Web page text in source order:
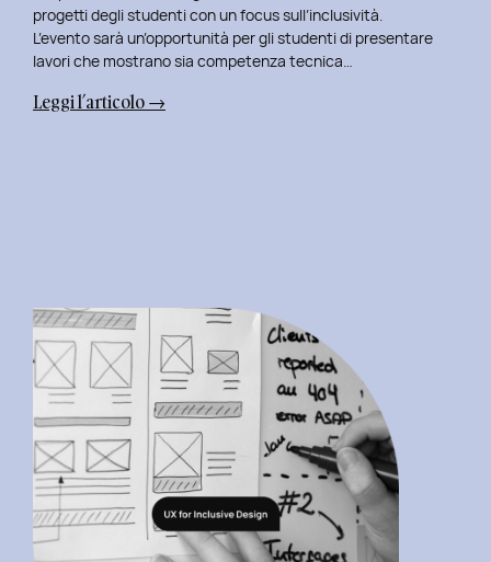
progetti degli studenti con un focus sull’inclusività.
L’evento sarà un’opportunità per gli studenti di presentare
lavori che mostrano sia competenza tecnica…
Leggi l’articolo →
gli
studenti
del
Master
in
User
Experience
per
l’Inclusive
Design